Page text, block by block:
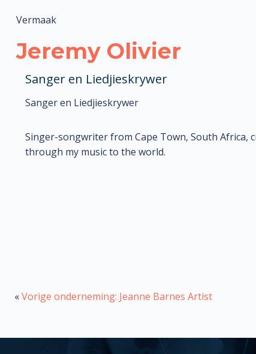
Vermaak
Jeremy Olivier
Sanger en Liedjieskrywer
Sanger en Liedjieskrywer
Singer-songwriter from Cape Town, South
through my music to the world.
«Vorige onderneming: Jeanne Barnes Artist